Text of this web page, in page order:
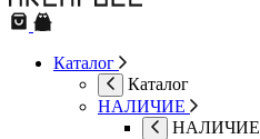
Каталог
Каталог
НАЛИЧИЕ
НАЛИЧИЕ